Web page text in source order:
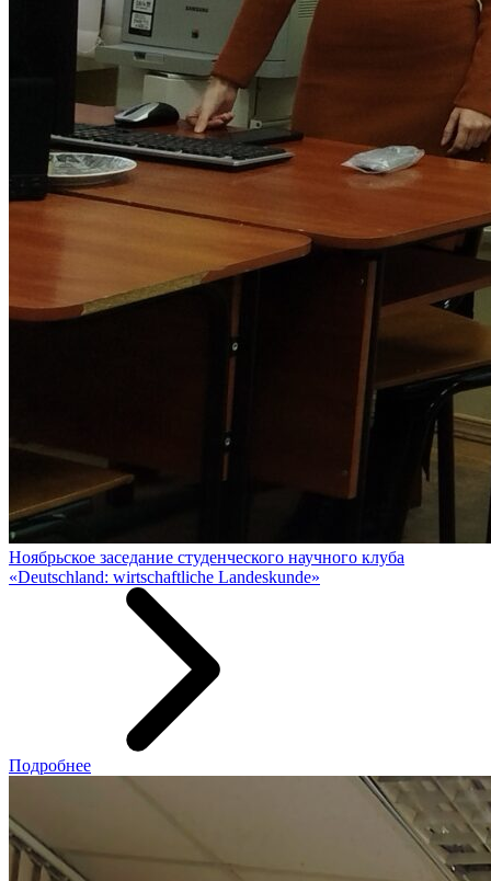
Ноябрьское заседание студенческого научного клуба
«Deutschland: wirtschaftliche Landeskunde»
Подробнее